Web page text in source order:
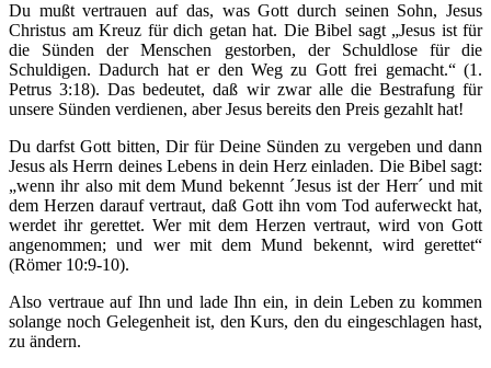
Du mußt vertrauen auf das, was Gott durch seinen Sohn, Jesus
Christus am Kreuz für dich getan hat. Die Bibel sagt „Jesus ist für
die Sünden der Menschen gestorben, der Schuldlose für die
Schuldigen. Dadurch hat er den Weg zu Gott frei gemacht.“ (1.
Petrus 3:18). Das bedeutet, daß wir zwar alle die Bestrafung für
unsere Sünden verdienen, aber Jesus bereits den Preis gezahlt hat!
Du darfst Gott bitten, Dir für Deine Sünden zu vergeben und dann
Jesus als Herrn deines Lebens in dein Herz einladen. Die Bibel sagt:
„wenn ihr also mit dem Mund bekennt ´Jesus ist der Herr´ und mit
dem Herzen darauf vertraut, daß Gott ihn vom Tod auferweckt hat,
werdet ihr gerettet. Wer mit dem Herzen vertraut, wird von Gott
angenommen; und wer mit dem Mund bekennt, wird gerettet“
(Römer 10:9-10).
Also vertraue auf Ihn und lade Ihn ein, in dein Leben zu kommen
solange noch Gelegenheit ist, den Kurs, den du eingeschlagen hast,
zu ändern.